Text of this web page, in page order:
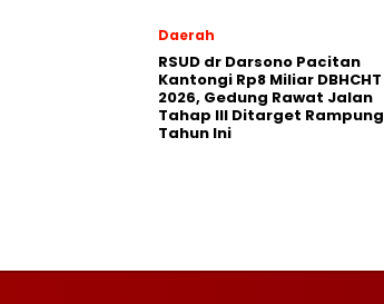
Daerah
RSUD dr Darsono Pacitan
Kantongi Rp8 Miliar DBHCHT
2026, Gedung Rawat Jalan
Tahap III Ditarget Rampung
Tahun Ini